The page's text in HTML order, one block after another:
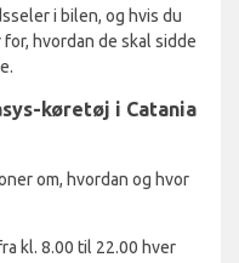
i bilen, og hvis du
hvordan de skal sidde
køretøj i Catania
om, hvordan og hvor
kl. 8.00 til 22.00 hver